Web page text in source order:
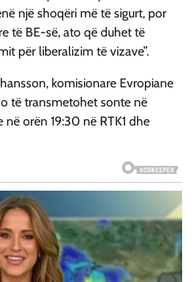
një shoqëri më të sigurt, por
të BE-së, ato që duhet të
për liberalizim të vizave”.
komisionare Evropiane
të transmetohet sonte në
orën 19:30 në RTK1 dhe